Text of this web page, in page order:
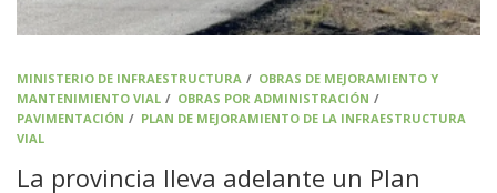
MINISTERIO DE INFRAESTRUCTURA / OBRAS DE MEJORAMIENTO Y
MANTENIMIENTO VIAL / OBRAS POR ADMINISTRACIÓN /
PAVIMENTACIÓN / PLAN DE MEJORAMIENTO DE LA INFRAESTRUCTURA
VIAL
La provincia lleva adelante un Plan